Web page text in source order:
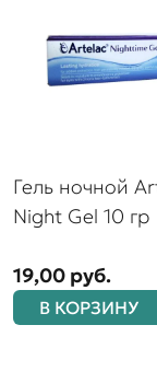
Гель ночной
Night Gel 10 гр
19,00 руб.
В КОРЗИНУ